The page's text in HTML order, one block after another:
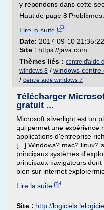
y répondons dans cette
Haut de page 8 Problèmes...
Lire la suite
Date: 2017-09-10 21:35:22
Site : https://java.com
Thèmes liés : centre d'aide
windows 8 / windows centre
/ centre aide windows 7
Télécharger
gratuit ...
Microsoft silverlight est un
qui permet une expérience
applications d'entreprise
[...] Windows? mac? linux?
principaux systèmes
principaux navigateurs
bien sur internet
Lire la suite
Site : http://